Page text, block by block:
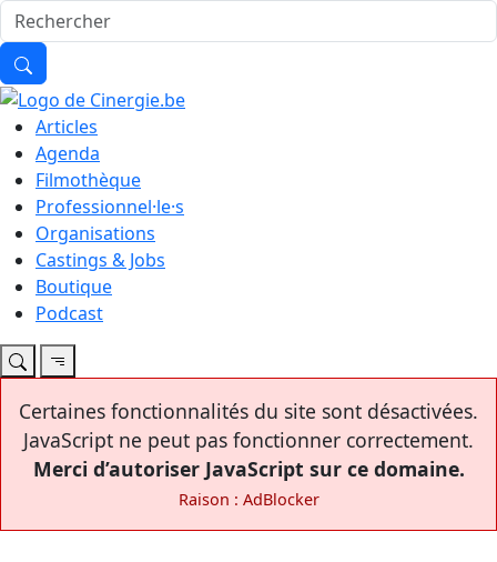
Articles
Agenda
Filmothèque
Professionnel·le·s
Organisations
Castings & Jobs
Boutique
Podcast
Certaines fonctionnalités du site sont désactivées.
JavaScript ne peut pas fonctionner correctement.
Merci d’autoriser JavaScript sur ce domaine.
Raison : AdBlocker